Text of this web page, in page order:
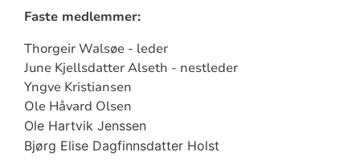
Faste medlemmer:
Thorgeir Walsøe - leder
June Kjellsdatter Alseth - nestleder
Yngve Kristiansen
Ole Håvard Olsen
Ole Hartvik Jenssen
Bjørg Elise Dagfinnsdatter Holst